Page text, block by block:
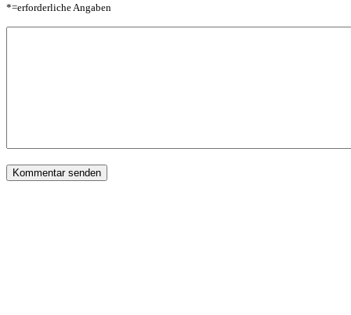
*=erforderliche Angaben